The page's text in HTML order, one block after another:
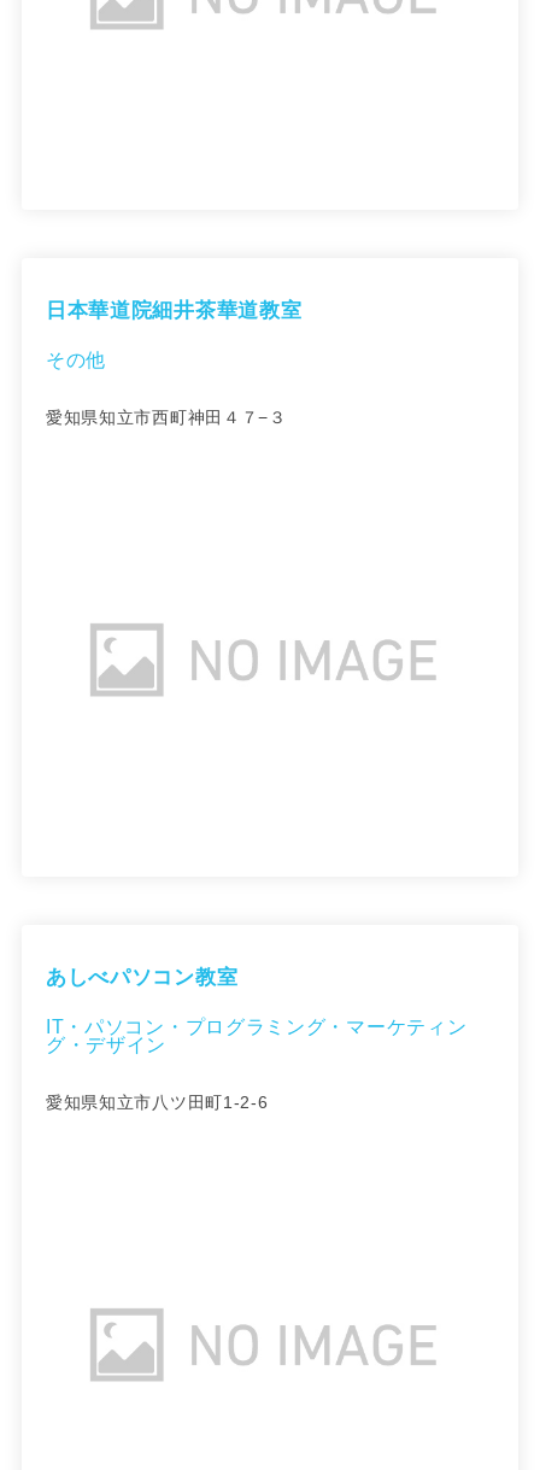
日本華道院細井茶華道教室
その他
愛知県知立市西町神田４７−３
あしべパソコン教室
IT・パソコン・プログラミング・マーケティン
グ・デザイン
愛知県知立市八ツ田町1-2-6